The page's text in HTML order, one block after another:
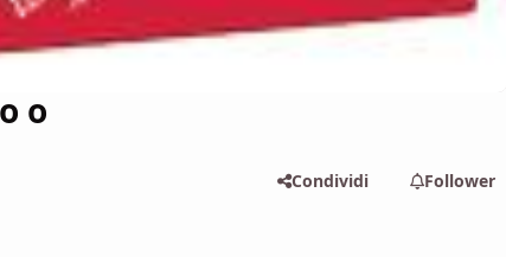
o
Condividi Follower